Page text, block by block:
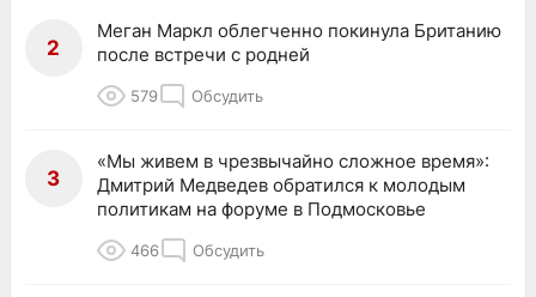
2
Меган Маркл облегченно покинула Британию
после встречи с родней
579 Обсудить
3
«Мы живем в чрезвычайно сложное время»:
Дмитрий Медведев обратился к молодым
политикам на форуме в Подмосковье
466 Обсудить